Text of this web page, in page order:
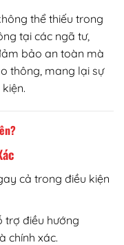
thể thiếu trong
tại các ngã tư,
bảo an toàn mà
thông, mang lại sự
cả trong điều kiện
trợ điều hướng
chính xác.